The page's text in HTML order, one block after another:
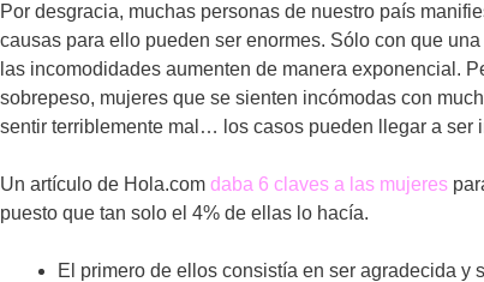
Por desgracia, muchas personas de nuestro país
causas para ello pueden ser enormes. Sólo con que
las incomodidades aumenten de manera exponencial.
sobrepeso, mujeres que se sienten incómodas con
sentir terriblemente mal… los casos pueden llegar a ser
Un artículo de Hola.com daba 6 claves a las mujeres
puesto que tan solo el 4% de ellas lo hacía.
El primero de ellos consistía en ser agradecida y